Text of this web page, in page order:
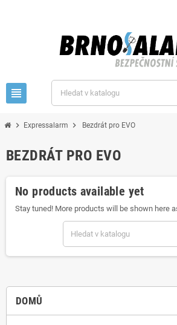
view_headline
chevron_right Expressalarm chevron_right Bezdrát pro EVO
DOMŮ
BEZDRÁT PRO EVO
No products available yet
Stay tuned! More products will be shown here